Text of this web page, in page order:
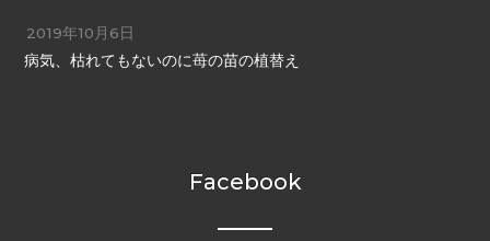
2019年10月6日
病気、枯れてもないのに苺の苗の植替え
Facebook